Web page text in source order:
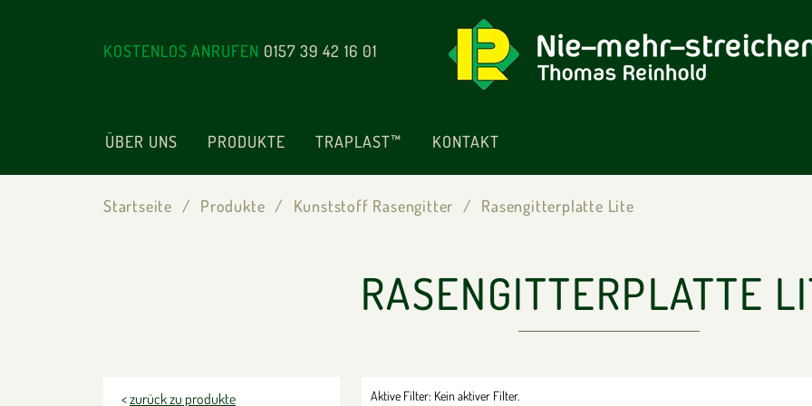
KOSTENLOS ANRUFEN 0157 39 42 16 01
ÜBER UNS PRODUKTE TRAPLAST™ KONTAKT
Startseite Produkte Kunststoff Rasengitter Rasengitterplatte Lite
RASENGITTERPLATTE
<zurück zu produkte Aktive Filter: Kein aktiver Filter.